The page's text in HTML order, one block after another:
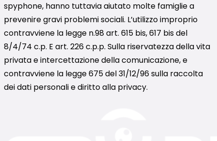
spyphone, hanno tuttavia aiutato molte famiglie a
prevenire gravi problemi sociali. L’utilizzo improprio
contravviene la legge n.98 art. 615 bis, 617 bis del
8/4/74 c.p. E art. 226 c.p.p. Sulla riservatezza della vita
privata e intercettazione della comunicazione, e
contravviene la legge 675 del 31/12/96 sulla raccolta
dei dati personali e diritto alla privacy.